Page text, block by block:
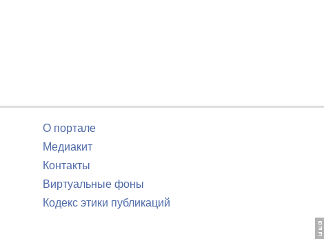
О портале
Медиакит
Контакты
Виртуальные фоны
Кодекс этики публикаций